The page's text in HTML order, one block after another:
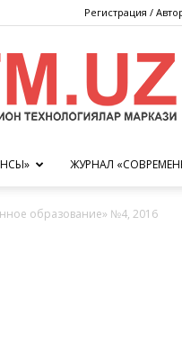
Регистрация /
ЖУРНАЛ
образование» №4, 2016